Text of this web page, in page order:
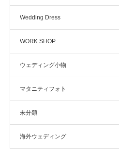
Wedding Dress
WORK SHOP
ウェディング小物
マタニティフォト
未分類
海外ウェディング